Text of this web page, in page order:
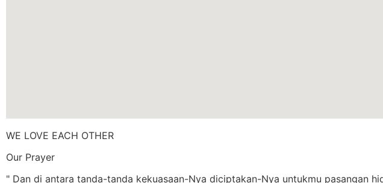
WE LOVE EACH OTHER
Our Prayer
" Dan di antara tanda-tanda kekuasaan-Nya diciptakan-Nya untukmu pasangan